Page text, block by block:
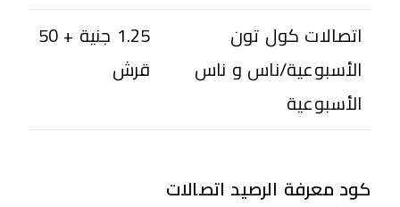
اتصالات كول تون
الأسبوعية/ناس و ناس
الأسبوعية
1.25 جنية + 50
قرش
كود معرفة الرصيد اتصالات